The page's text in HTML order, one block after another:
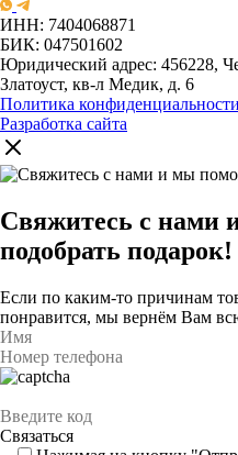
ИНН: 7404068871
БИК: 047501602
Юридический адрес: 456228,
Златоуст, кв-л Медик, д. 6
Политика конфиденциальности
Разработка сайта
Свяжитесь с нами
подобрать подарок!
Если по каким-то причинам
понравится, мы вернём Вам